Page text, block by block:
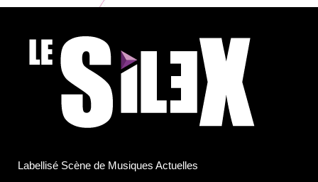
Labellisé Scène de Musiques Actuelles